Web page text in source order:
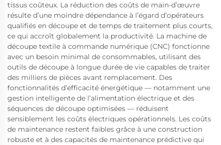
tissus coûteux. La réduction des coûts de main-d’œuvre
résulte d’une moindre dépendance à l’égard d’opérateurs
qualifiés en découpe et de temps de traitement plus courts,
ce qui accroît globalement la productivité. La machine de
découpe textile à commande numérique (CNC) fonctionne
avec un besoin minimal de consommables, utilisant des
outils de découpe à longue durée de vie capables de traiter
des milliers de pièces avant remplacement. Des
fonctionnalités d’efficacité énergétique — notamment une
gestion intelligente de l’alimentation électrique et des
séquences de découpe optimisées — réduisent
sensiblement les coûts électriques opérationnels. Les coûts
de maintenance restent faibles grâce à une construction
robuste et à des capacités de maintenance prédictive qui